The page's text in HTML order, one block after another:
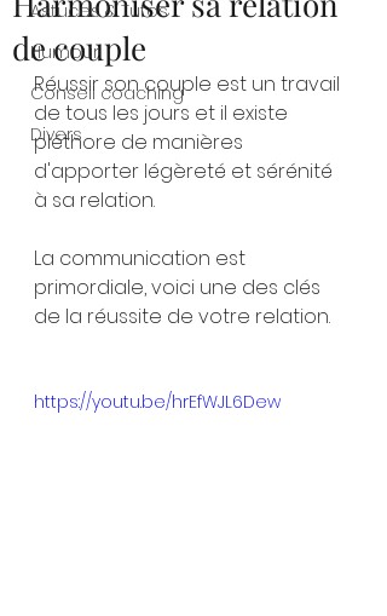
Astuces & Tutos
Humour
Conseil coaching
Divers
de couple
Réussir son couple est un travail
de tous les jours et il existe
pléthore de manières
d'apporter légèreté et sérénité
à sa relation.
La communication est
primordiale, voici une des clés
de la réussite de votre relation.
https://youtu.be/hrEfWJL6Dew